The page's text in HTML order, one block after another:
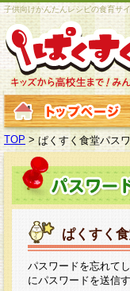
子供向けかんたんレシピの食育サ
TOP > ぱくすく食堂パス
ぱくすく
パスワードを忘れて
にパスワードを送信